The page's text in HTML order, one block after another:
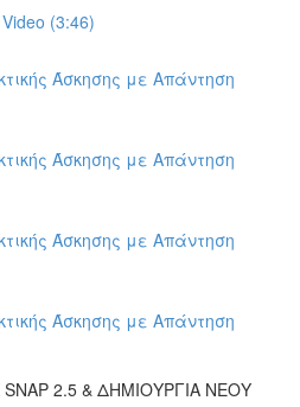
(3:46)
Άσκησης με Απάντηση
Άσκησης με Απάντηση
Άσκησης με Απάντηση
Άσκησης με Απάντηση
2.5 & ΔΗΜΙΟΥΡΓΙΑ ΝΕΟΥ